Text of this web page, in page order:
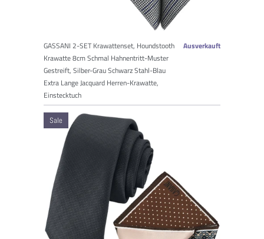
GASSANI 2-SET Krawattenset, Houndstooth
Krawatte 8cm Schmal Hahnentritt-Muster
Gestreift, Silber-Grau Schwarz Stahl-Blau
Extra Lange Jacquard Herren-Krawatte,
Einstecktuch
Ausverkauft
Sale